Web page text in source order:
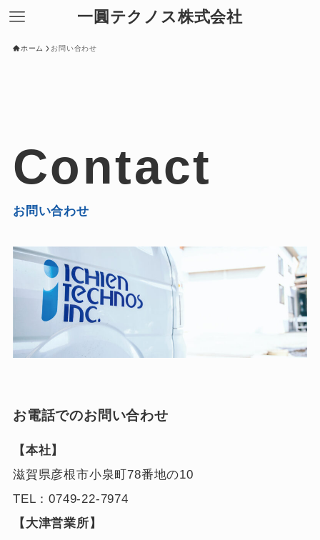
一圓テクノス株式会社
ホーム お問い合わせ
Contact
お問い合わせ
お電話でのお問い合わせ
【本社】
滋賀県彦根市小泉町78番地の10
TEL：0749-22-7974
【大津営業所】